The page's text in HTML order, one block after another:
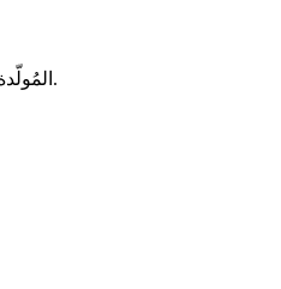
هل يُقلقك المحتوى؟ لا داعي للقلق بعد الآن! مع نصوص Spyne المُولّدة بالذكاء الاصطناعي والتعليقات الصوتية متعددة اللغات، لن تحتاج لفعل أي شيء.